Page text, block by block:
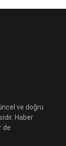
ve doğru
Haber
de